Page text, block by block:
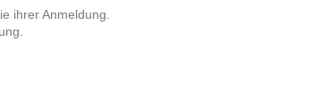
ihrer Anmeldung.